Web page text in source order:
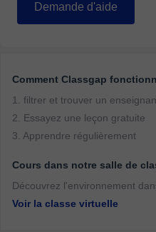
Demande d'aide
Comment Classgap
1. filtrer et trouver un
2. Essayez une leçon gratuite
3. Apprendre régulièrement
Cours dans notre salle de
Découvrez l'environnement
Voir la classe virtuelle